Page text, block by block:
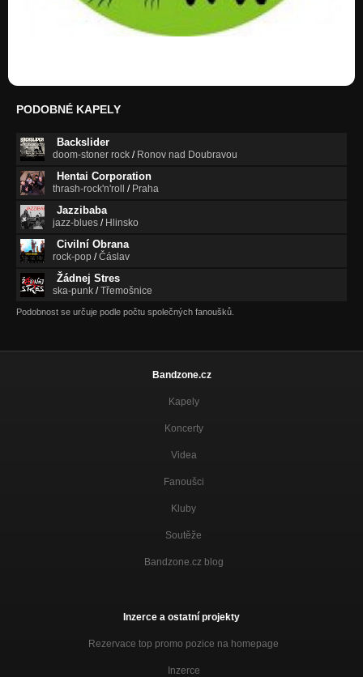
PODOBNÉ KAPELY
Backslider
doom-stoner rock / Ronov nad Doubravou
Hentai Corporation
thrash-rock'n'roll / Praha
Jazzibaba
jazz-blues / Hlinsko
Civilní Obrana
rock-pop /Čáslav
Žádnej Stres
ska-punk /Třemošnice
Podobnost se určuje podle počtu společných fanoušků.
Bandzone.cz
Kapely
Koncerty
Videa
Fanoušci
Kluby
Soutěže
Bandzone.cz blog
Inzerce a ostatní projekty
Rezervace top promo pozice na homepage
Inzerce